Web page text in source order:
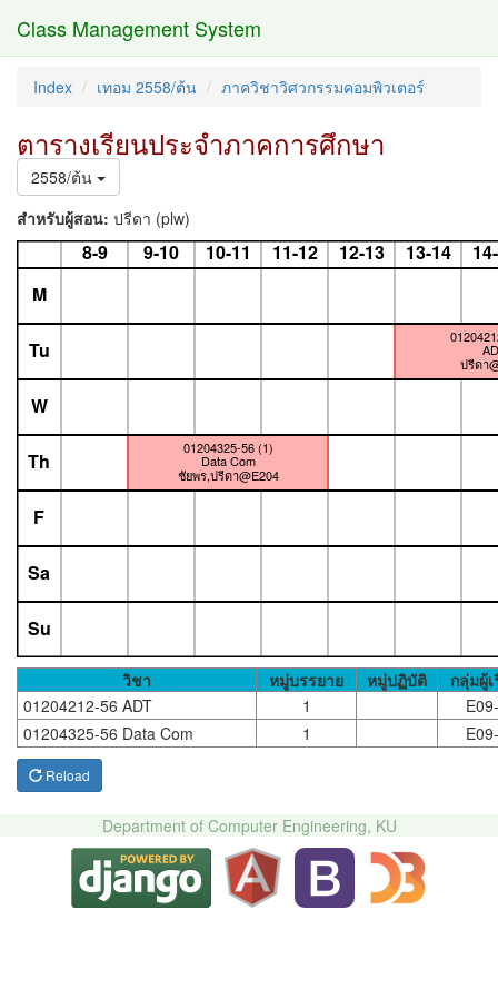
Class Management System
Index เทอม 2558/ต้น ภาควิชาวิศวกรรมคอมพิวเตอร์
ตารางเรียนประจำภาคการศึกษา
2558/ต้น
สำหรับผู้สอน: ปรีดา (plw)
8-9 9-10 10-11 11-12 12-13 13-14
ปรีดา
01204325-56 (1)
Data Com
ชัยพร,ปรีดา@E204
M
Tu
W
Th
F
Sa
Su
วิชา หมู่บรรยาย หมู่ปฏิบัติ
กลุ่มผู้
01204212-56 ADT
1
01204325-56 Data Com
1
Reload
Department of Computer Engineering, KU